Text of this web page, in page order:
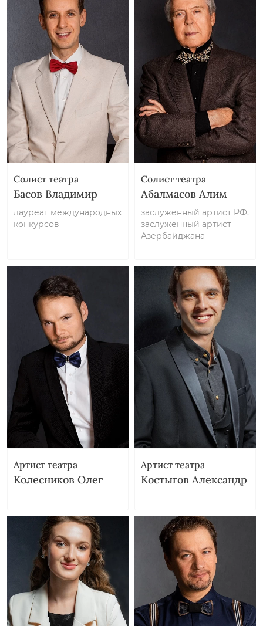
Солист театра
Басов Владимир
лауреат международных
конкурсов
Солист театра
Абалмасов Алим
заслуженный артист РФ,
заслуженный артист
Азербайджана
Артист театра
Колесников Олег
Артист театра
Костыгов Александр